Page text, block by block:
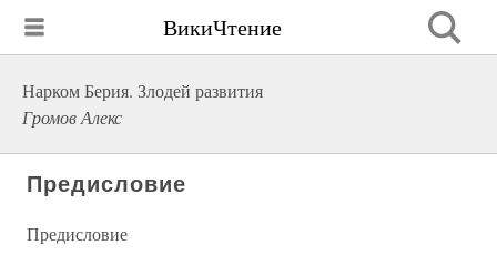
ВикиЧтение
Нарком Берия. Злодей развития
Громов Алекс
Предисловие
Предисловие